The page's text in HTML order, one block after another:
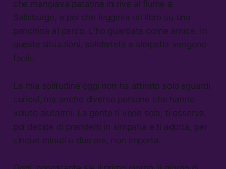
che mangiava patatine in riva al fiume a
Salisburgo, e poi che leggeva un libro su una
panchina al parco. L’ho guardata come amica. In
queste situazioni, solidarietà e simpatia vengono
facili.
La mia solitudine oggi non ha attirato solo sguardi
curiosi, ma anche diverse persone che hanno
voluto aiutarmi. La gente ti vede sola, ti osserva,
poi decide di prenderti in simpatia e ti adotta, per
cinque minuti o due ore, non importa.